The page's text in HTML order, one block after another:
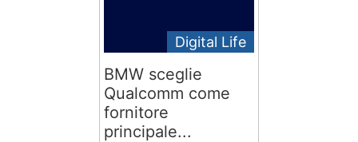
Digital Life
BMW sceglie
Qualcomm come
fornitore
principale...